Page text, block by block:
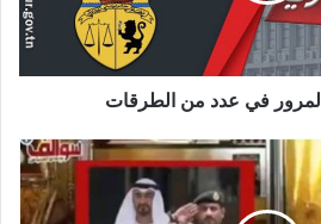
في عدد من الطرقات